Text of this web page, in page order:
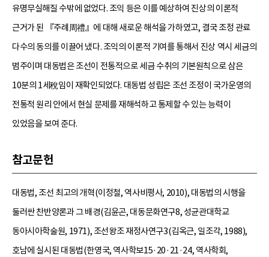
유명무실해질 수밖에 없었다. 조익 등은 이를 예상하여 진상의 이론적
근거가 된 『주례周禮』에 대해 새로운 해석을 가하였고, 결국 조정 관료
다수의 동의를 이끌어 냈다. 조익의 이론적 기여를 통해서 진상 역시 세금의
범주이며 대동법은 조선이 전통적으로 세금 수취의 기본원칙으로 삼은
10분의 1세稅임이 재확인되었다. 대동법 성립은 조선 조정이 국가운영의
전통적 원리 안에서 현실 문제를 재해석하고 통제할 수 있는 능력이
있었음을 보여 준다.
참고문헌
대동법, 조선 최고의 개혁(이정철, 역사비평사, 2010), 대동법의 시행을
둘러싼 찬반양론과 그 배경(김윤곤, 대동문화연구8, 성균관대학교
동아시아학술원, 1971), 조선왕조 재정사연구3(김옥근, 일조각, 1988),
호남에 실시된 대동법(한영국, 역사학보15·20·21·24, 역사학회,